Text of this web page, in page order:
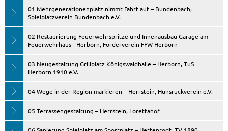
01 Mehrgenerationenplatz nimmt Fahrt auf – Bundenbach,
Spielplatzverein Bundenbach e.V.
02 Restaurierung Feuerwehrspritze und Innenausbau Garage am
Feuerwehrhaus - Herborn, Förderverein FFW Herborn
03 Neugestaltung Grillplatz Königswaldhalle – Herborn, TuS
Herborn 1910 e.V.
04 Wege in der Region markieren – Herrstein, Hunsrückverein e.V.
05 Terrassengestaltung – Herrstein, Lorettahof